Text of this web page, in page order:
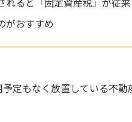
がおすすめ
定もなく放置している不